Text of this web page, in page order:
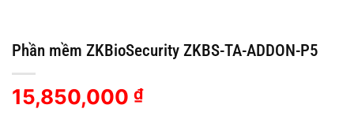
Phần mềm ZKBioSecurity ZKBS-TA-ADDON-P5
15,850,000 ₫